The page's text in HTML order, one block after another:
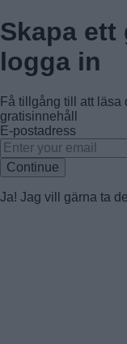
Skapa
logga in
Få tillgång till att läsa
gratisinnehåll
E-postadress
Continue
Ja! Jag vill gärna ta